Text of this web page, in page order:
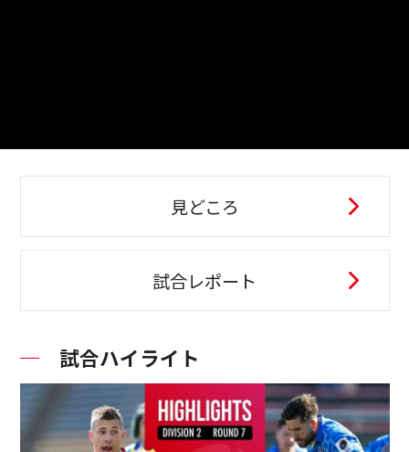
見どころ
試合レポート
試合ハイライト